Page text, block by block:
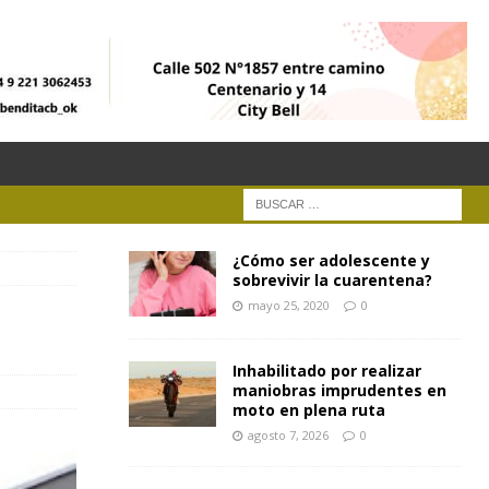
¿Cómo ser adolescente y
sobrevivir la cuarentena?
mayo 25, 2020 0
Inhabilitado por realizar
maniobras imprudentes en
moto en plena ruta
agosto 7, 2026 0